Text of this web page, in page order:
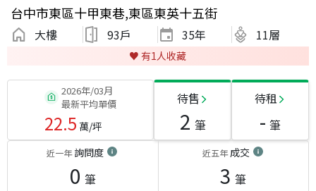
台中市東區十甲東巷,東區東英十五街
大樓 93戶 35年 11層
♥️ 有1 人收藏
2026年/03月
最新平均單價
22.5 萬/坪
待售
2 筆
待租
- 筆
近一年詢問度
0 筆
近五年成交
3 筆